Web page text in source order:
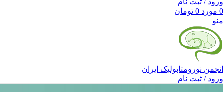
ورود / ثبت نام
0 مورد 0 تومان
منو
انجمن نورومتابولیک ایران
ورود / ثبت نام